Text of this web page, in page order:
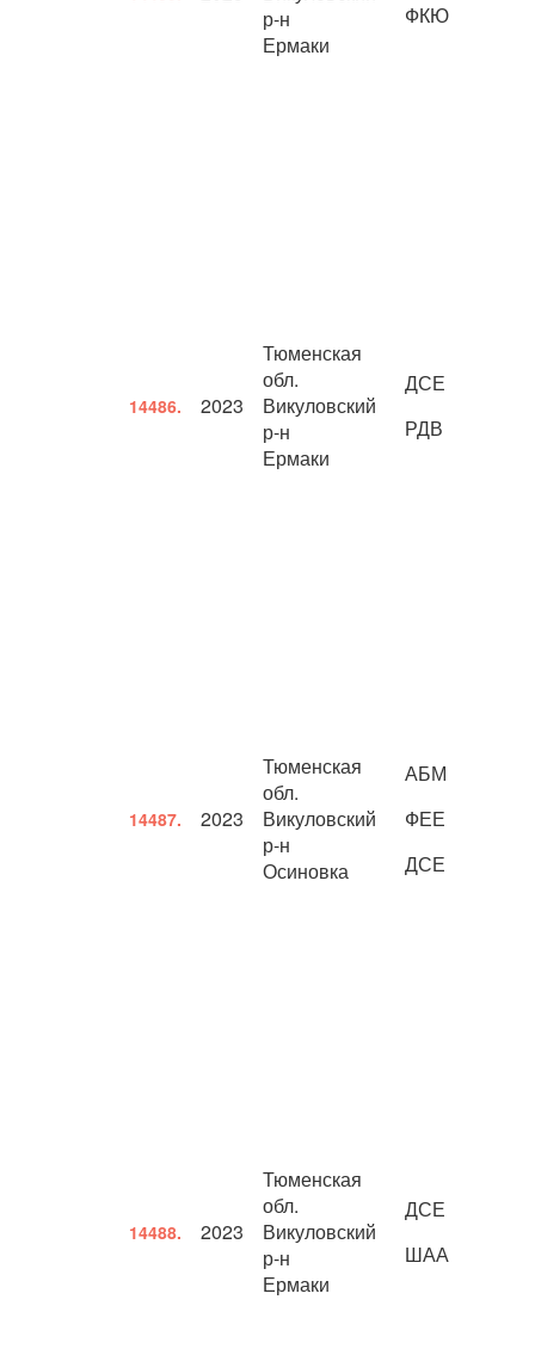
р-н
Ермаки
ФКЮ
14486. 2023
Тюменская
обл.
Викуловский
р-н
Ермаки
ДСЕ
РДВ
14487. 2023
Тюменская
обл.
Викуловский
р-н
Осиновка
АБМ
ФЕЕ
ДСЕ
14488. 2023
Тюменская
обл.
Викуловский
р-н
Ермаки
ДСЕ
ШАА